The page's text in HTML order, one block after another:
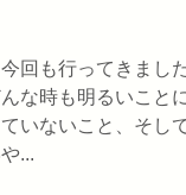
回も行ってきまし
な時も明るいこと
いないこと、そし
...